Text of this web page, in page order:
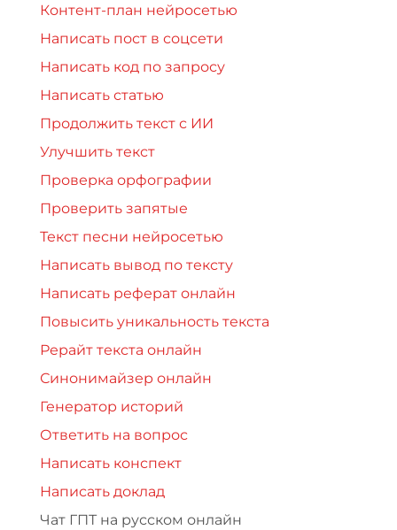
Контент-план нейросетью
Написать пост в соцсети
Написать код по запросу
Написать статью
Продолжить текст с ИИ
Улучшить текст
Проверка орфографии
Проверить запятые
Текст песни нейросетью
Написать вывод по тексту
Написать реферат онлайн
Повысить уникальность текста
Рерайт текста онлайн
Синонимайзер онлайн
Генератор историй
Ответить на вопрос
Написать конспект
Написать доклад
Чат ГПТ на русском онлайн